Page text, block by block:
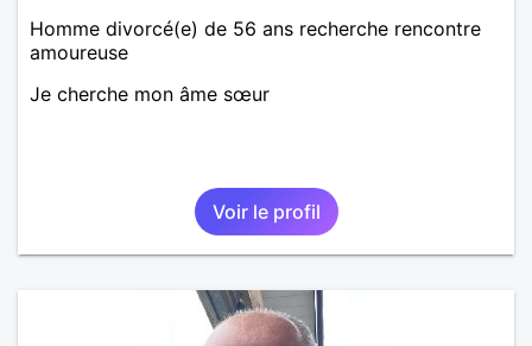
Homme divorcé(e) de 56 ans recherche rencontre
amoureuse
Je cherche mon âme sœur
Voir le profil